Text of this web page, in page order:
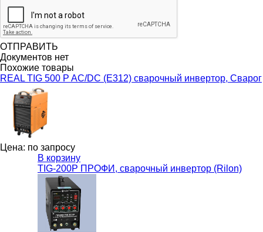
ОТПРАВИТЬ
Документов нет
Похожие товары
REAL TIG 500 P AC/DC (Е312) сварочный инвертор, Сварог
Цена: по запросу
В корзину
TIG-200P ПРОФИ, сварочный инвертор (Rilon)